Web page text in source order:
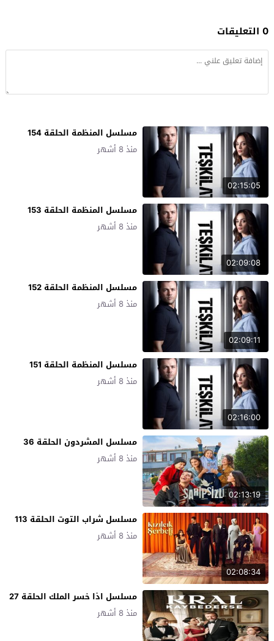
0 التعليقات
02:15:05
مسلسل المنظمة الحلقة 154
منذ 8 أشهر
02:09:08
مسلسل المنظمة الحلقة 153
منذ 8 أشهر
02:09:11
مسلسل المنظمة الحلقة 152
منذ 8 أشهر
02:16:00
مسلسل المنظمة الحلقة 151
منذ 8 أشهر
02:13:19
مسلسل المشردون الحلقة 36
منذ 8 أشهر
02:08:34
مسلسل شراب التوت الحلقة 113
منذ 8 أشهر
مسلسل اذا خسر الملك الحلقة 27
منذ 8 أشهر